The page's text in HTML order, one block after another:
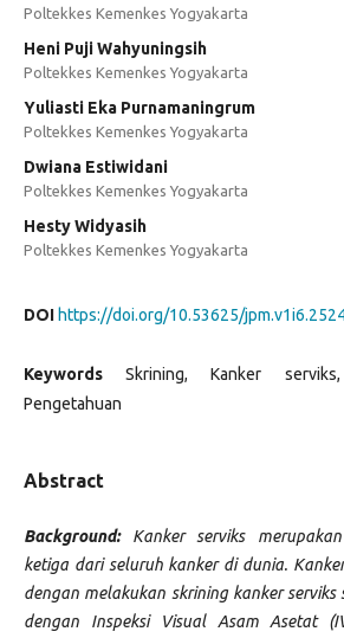
Poltekkes Kemenkes Yogyakarta
Heni Puji Wahyuningsih
Poltekkes Kemenkes Yogyakarta
Yuliasti Eka Purnamaningrum
Poltekkes Kemenkes Yogyakarta
Dwiana Estiwidani
Poltekkes Kemenkes Yogyakarta
Hesty Widyasih
Poltekkes Kemenkes Yogyakarta
DOI https://doi.org/10.53625/
Keywords
Skrining, Kanker
Pengetahuan
Abstract
Background: Kanker serviks
ketiga dari seluruh kanker di dunia.
dengan melakukan skrining kanker
dengan Inspeksi Visual Asam Asetat